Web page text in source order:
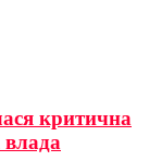
критична
влада